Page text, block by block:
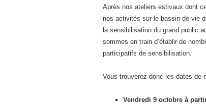
Après nos ateliers estivaux dont
nos activités sur le bassin de vie
la sensibilisation du grand public
sommes en train d’établir de
participatifs de sensibilisation.
Vous trouverez donc les dates de
Vendredi 9 octobre à